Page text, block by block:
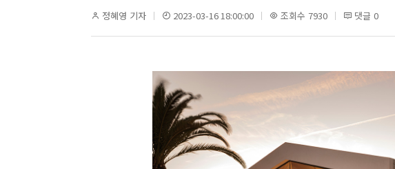
정혜영 기자 2023-03-16 18:00:00 조회수 7930 댓글 0